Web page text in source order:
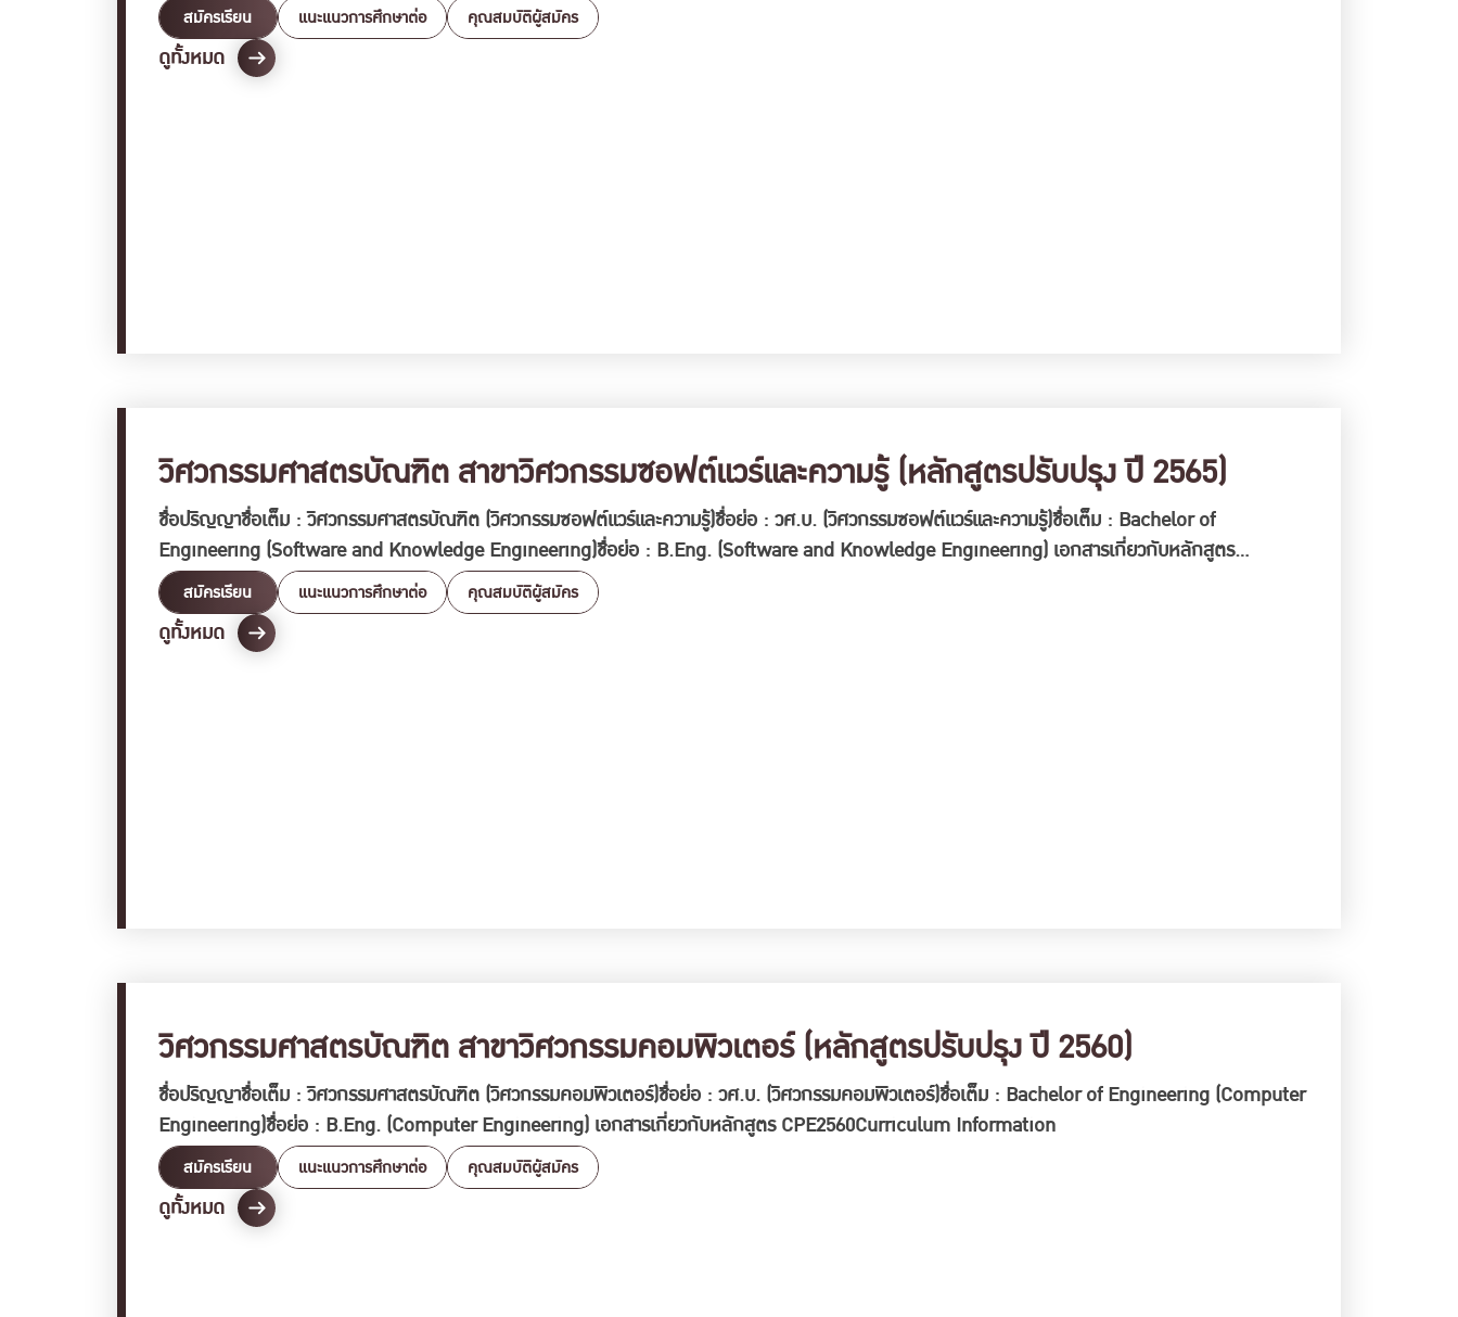
สมัครเรียน แนะแนวการศึกษาต่อ คุณสมบัติผู้สมัคร
ดูทั้งหมด
วิศวกรรมศาสตรบัณฑิต สาขาวิศวกรรมซอฟต์แวร์และความรู้ (หลักสูตรปรับปรุง ปี 2565)
ชื่อปริญญาชื่อเต็ม : วิศวกรรมศาสตรบัณฑิต (วิศวกรรมซอฟต์แวร์และความรู้)ชื่อย่อ : วศ.บ. (วิศวกรรมซอฟต์แวร์และความรู้)ชื่อเต็ม : Bachelor of
Engineering (Software and Knowledge Engineering)ชื่อย่อ : B.Eng. (Software and Knowledge Engineering) เอกสารเกี่ยวกับหลักสูตร
SKE2565Curriculum Information
สมัครเรียน แนะแนวการศึกษาต่อ คุณสมบัติผู้สมัคร
ดูทั้งหมด
วิศวกรรมศาสตรบัณฑิต สาขาวิศวกรรมคอมพิวเตอร์ (หลักสูตรปรับปรุง ปี 2560)
ชื่อปริญญาชื่อเต็ม : วิศวกรรมศาสตรบัณฑิต (วิศวกรรมคอมพิวเตอร์)ชื่อย่อ : วศ.บ. (วิศวกรรมคอมพิวเตอร์)ชื่อเต็ม : Bachelor of Engineering (Computer
Engineering)ชื่อย่อ : B.Eng. (Computer Engineering) เอกสารเกี่ยวกับหลักสูตร CPE2560Curriculum Information
สมัครเรียน แนะแนวการศึกษาต่อ คุณสมบัติผู้สมัคร
ดูทั้งหมด